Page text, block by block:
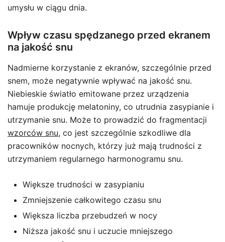
umysłu w ciągu dnia.
Wpływ czasu spędzanego przed ekranem
na jakość snu
Nadmierne korzystanie z ekranów, szczególnie przed
snem, może negatywnie wpływać na jakość snu.
Niebieskie światło emitowane przez urządzenia
hamuje produkcję melatoniny, co utrudnia zasypianie i
utrzymanie snu. Może to prowadzić do fragmentacji
wzorców snu, co jest szczególnie szkodliwe dla
pracowników nocnych, którzy już mają trudności z
utrzymaniem regularnego harmonogramu snu.
Większe trudności w zasypianiu
Zmniejszenie całkowitego czasu snu
Większa liczba przebudzeń w nocy
Niższa jakość snu i uczucie mniejszego